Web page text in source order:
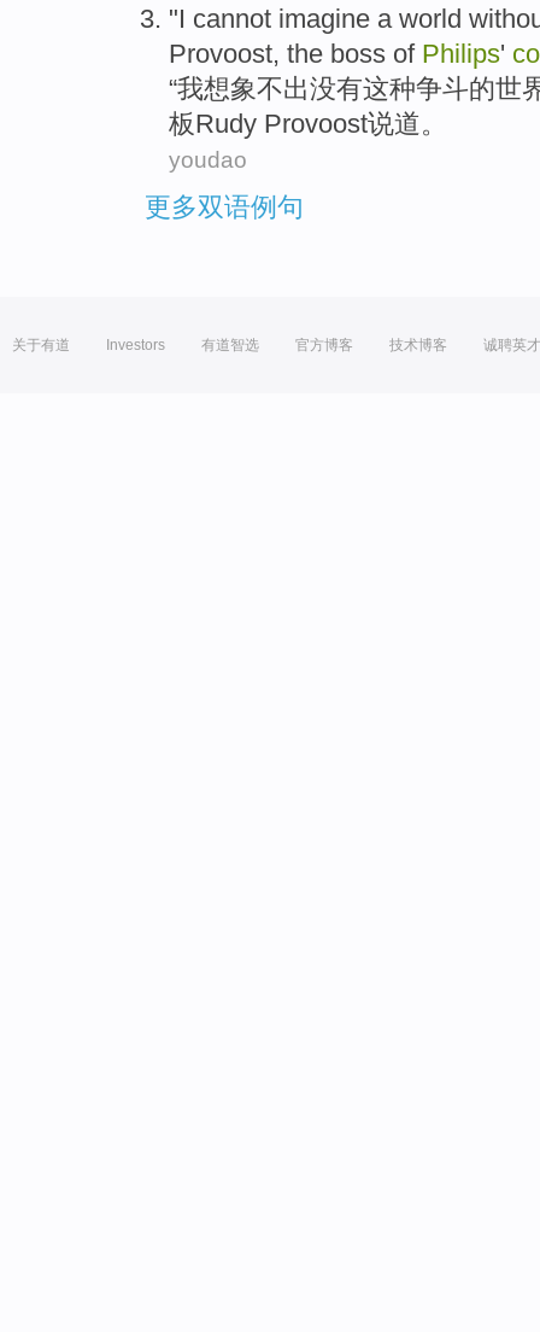
"I cannot imagine a world
Provoost, the boss of Philips'
“我想象不出没有这种争斗的世
板Rudy Provoost说道。
youdao
更多双语例句
关于有道 Investors 有道智选 官方博客 技术博客 诚聘英才